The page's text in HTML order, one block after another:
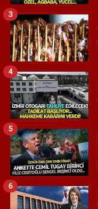
3
4
5
6